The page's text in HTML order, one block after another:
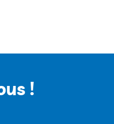
!